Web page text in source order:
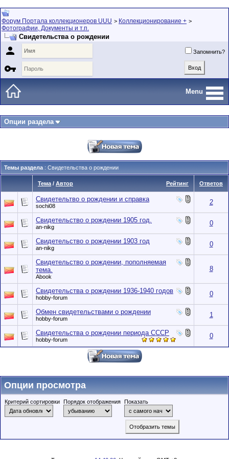
Форум Портала коллекционеров UUU > Коллекционирование + >
Фотографии, Документы и т.п.
Свидетельства о рождении
 Запомнить?

Menu
Опции раздела
Темы раздела : Свидетельства о рождении
Рейтинг
Тема / Автор Ответов
Свидетельтво о рождении и справка
sochi08 2
Свидетельство о рождении 1905 год.
an-nikg 0
Свидетельство о рождении 1903 год
an-nikg 0
Свидетельство о рождении, пополняемая
тема.
Abook
8
Свидетельства о рождении 1936-1940 годов
hobby-forum 0
Обмен свидетельствами о рождении
hobby-forum 1
Свидетельства о рождении периода СССР
hobby-forum 0
Опции просмотра
Критерий сортировки Порядок отображения Показать